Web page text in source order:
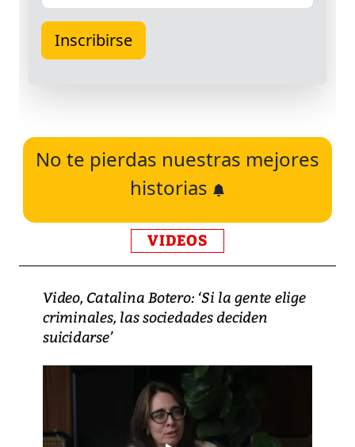
No te pierdas nuestras mejores
historias
VIDEOS
Video, Catalina Botero: ‘Si la gente elige
criminales, las sociedades deciden
suicidarse’